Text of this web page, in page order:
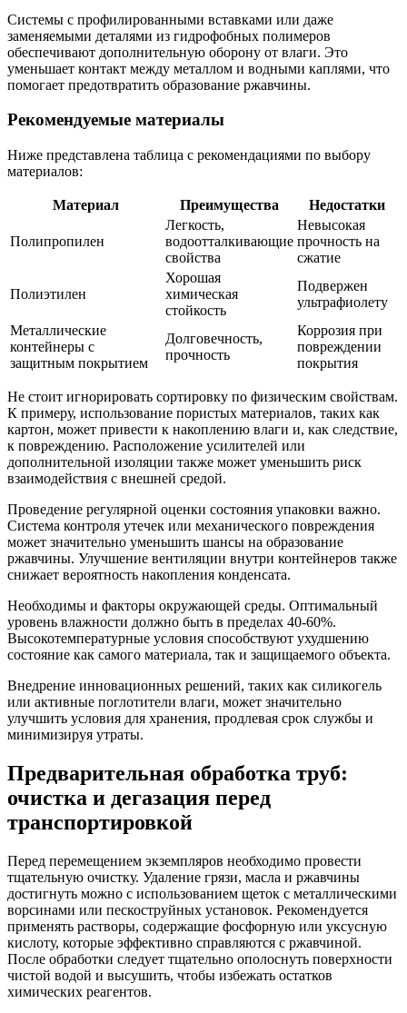
Системы с профилированными вставками или даже
заменяемыми деталями из гидрофобных полимеров
обеспечивают дополнительную оборону от влаги. Это
уменьшает контакт между металлом и водными каплями, что
помогает предотвратить образование ржавчины.
Рекомендуемые материалы
Ниже представлена таблица с рекомендациями по выбору
материалов:
Материал Преимущества Недостатки
Полипропилен
Легкость,
водоотталкивающие
свойства
Невысокая
прочность на
сжатие
Полиэтилен
Хорошая
химическая
стойкость
Подвержен
ультрафиолету
Металлические
контейнеры с
защитным покрытием
Долговечность,
прочность
Коррозия при
повреждении
покрытия
Не стоит игнорировать сортировку по физическим свойствам.
К примеру, использование пористых материалов, таких как
картон, может привести к накоплению влаги и, как следствие,
к повреждению. Расположение усилителей или
дополнительной изоляции также может уменьшить риск
взаимодействия с внешней средой.
Проведение регулярной оценки состояния упаковки важно.
Система контроля утечек или механического повреждения
может значительно уменьшить шансы на образование
ржавчины. Улучшение вентиляции внутри контейнеров также
снижает вероятность накопления конденсата.
Необходимы и факторы окружающей среды. Оптимальный
уровень влажности должно быть в пределах 40-60%.
Высокотемпературные условия способствуют ухудшению
состояние как самого материала, так и защищаемого объекта.
Внедрение инновационных решений, таких как силикогель
или активные поглотители влаги, может значительно
улучшить условия для хранения, продлевая срок службы и
минимизируя утраты.
Предварительная обработка труб:
очистка и дегазация перед
транспортировкой
Перед перемещением экземпляров необходимо провести
тщательную очистку. Удаление грязи, масла и ржавчины
достигнуть можно с использованием щеток с металлическими
ворсинами или пескоструйных установок. Рекомендуется
применять растворы, содержащие фосфорную или уксусную
кислоту, которые эффективно справляются с ржавчиной.
После обработки следует тщательно ополоснуть поверхности
чистой водой и высушить, чтобы избежать остатков
химических реагентов.